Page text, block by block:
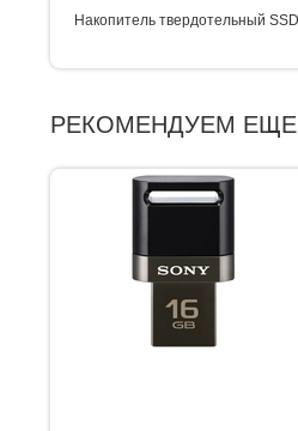
Накопитель твердотельный
РЕКОМЕНДУЕМ